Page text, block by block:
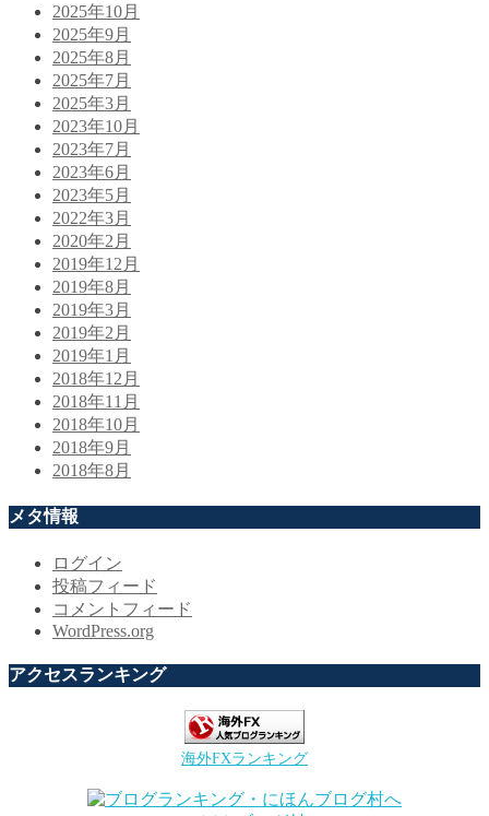
2025年10月
2025年9月
2025年8月
2025年7月
2025年3月
2023年10月
2023年7月
2023年6月
2023年5月
2022年3月
2020年2月
2019年12月
2019年8月
2019年3月
2019年2月
2019年1月
2018年12月
2018年11月
2018年10月
2018年9月
2018年8月
メタ情報
ログイン
投稿フィード
コメントフィード
WordPress.org
アクセスランキング
海外FXランキング